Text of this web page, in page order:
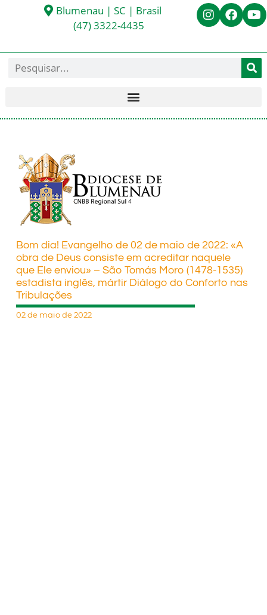
Blumenau | SC | Brasil
(47) 3322-4435
Bom dia! Evangelho de 02 de maio de 2022: «A
obra de Deus consiste em acreditar naquele
que Ele enviou» – São Tomás Moro (1478-1535)
estadista inglês, mártir Diálogo do Conforto nas
Tribulações
02 de maio de 2022